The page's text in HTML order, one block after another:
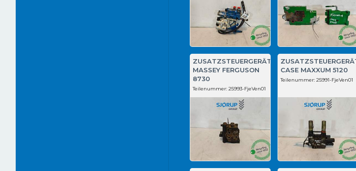
ZUSATZSTEUERGERÄT
MASSEY FERGUSON
8730
Teilenummer: 25993-FjeVen01
CASE MAXXUM 5120
Teilenummer: 25991-FjeVen01